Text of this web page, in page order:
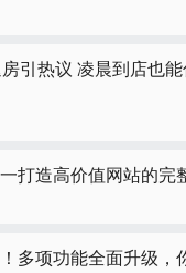
引热议 凌晨到店也能
打造高价值网站的完
多项功能全面升级，